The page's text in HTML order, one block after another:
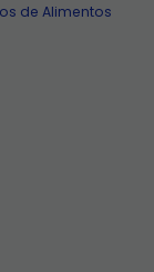
de Alimentos